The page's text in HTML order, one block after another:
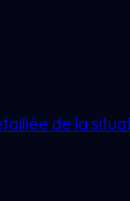
de la